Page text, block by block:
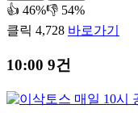
👍 46%👎 54%
클릭 4,728 바로가기
10:00 9건